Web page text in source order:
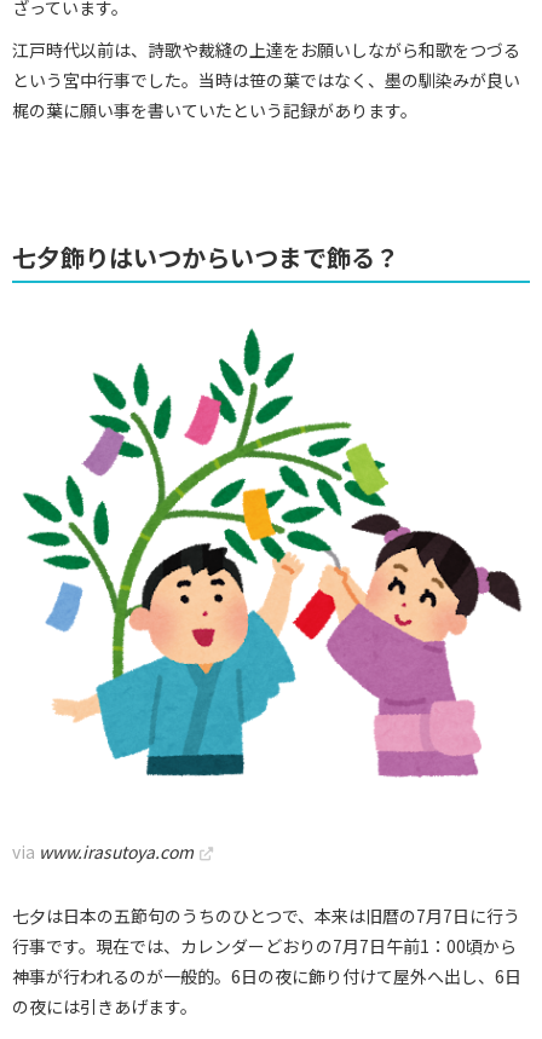
ざっています。
江戸時代以前は、詩歌や裁縫の上達をお願いしながら和歌をつづる
という宮中行事でした。当時は笹の葉ではなく、墨の馴染みが良い
梶の葉に願い事を書いていたという記録があります。
七夕飾りはいつからいつまで飾る？
via www.irasutoya.com
七夕は日本の五節句のうちのひとつで、本来は旧暦の7月7日に行う
行事です。現在では、カレンダーどおりの7月7日午前1：00頃から
神事が行われるのが一般的。6日の夜に飾り付けて屋外へ出し、6日
の夜には引きあげます。